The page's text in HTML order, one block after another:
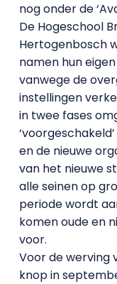
nog onder de
De Hogeschool
Hertogenbosch
namen hun
vanwege de
instellingen
in twee fases
en de nieuwe
van het nieuwe
alle seinen op
periode wordt
komen oude en
voor.
Voor de werving
knop in